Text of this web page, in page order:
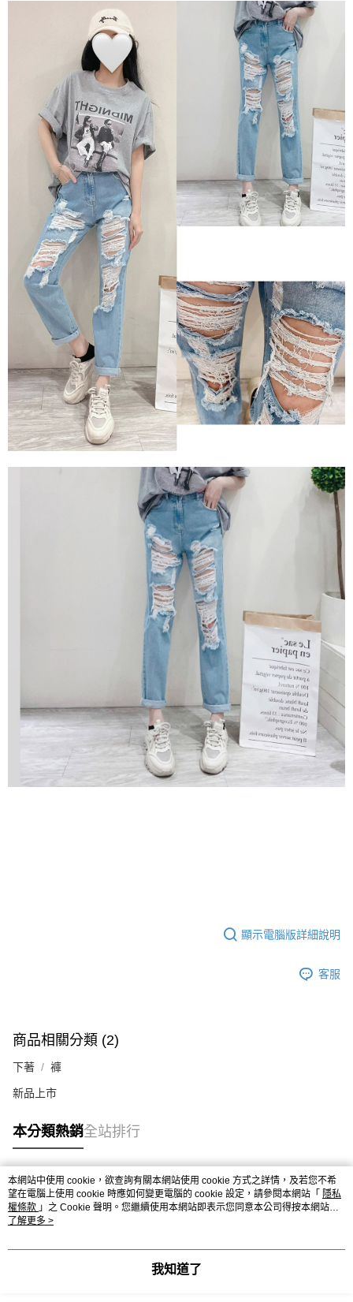
顯示電腦版詳細說明
客服
商品相關分類 (2)
下著 褲
新品上市
本分類熱銷全站排行
熱門標籤
本網站中使用 cookie，欲查詢有關本網站使用 cookie 方式之詳情，及若您不希
望在電腦上使用 cookie 時應如何變更電腦的 cookie 設定，請參閱本網站「 隱私
權條款 」之 Cookie 聲明。您繼續使用本網站即表示您同意本公司得按本網站使
用條款之 Cookie 聲明使用 cookie。
了解更多 >
我知道了